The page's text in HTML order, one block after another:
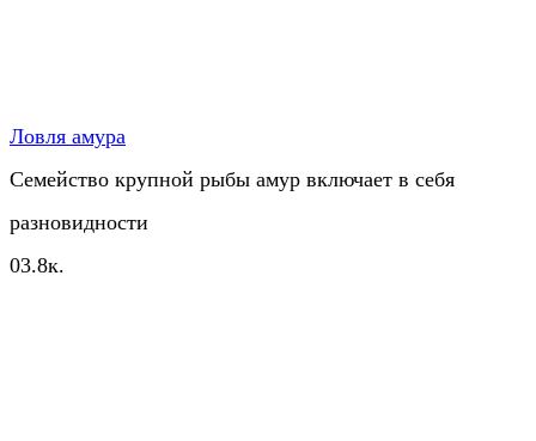
Ловля амура
Семейство крупной рыбы амур включает в себя
разновидности
03.8к.